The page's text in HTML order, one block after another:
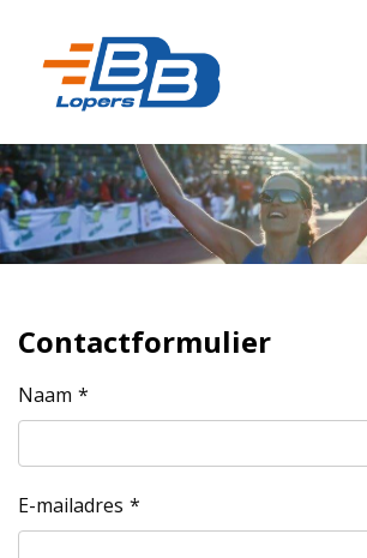
Contactformulier
Naam
E-mailadres